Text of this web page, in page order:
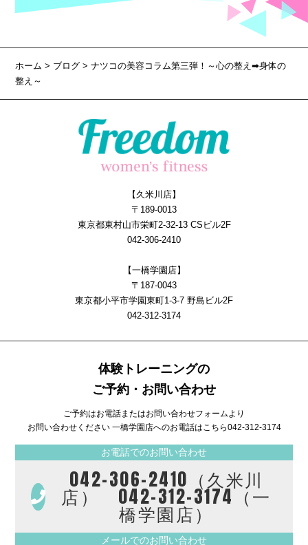
ホーム> ブログ > ナツコの美容コラム第三弾！～心の整え➡身体の
整え～
【久米川店】
〒189-0013
東京都東村山市栄町2-32-13 CSビル2F
042-306-2410
【一橋学園店】
〒187-0043
東京都小平市学園東町1-3-7 野島ビル2F
042-312-3174
体験トレーニングの
ご予約・お問い合わせ
ご予約はお電話またはお問い合わせフォームより
お問い合わせください 一橋学園店へのお電話はこちら042-312-3174
お電話でのお問い合わせ
042-306-2410（久米川
店） 042-312-3174（一
橋学園店）
メールでのお問い合わせ